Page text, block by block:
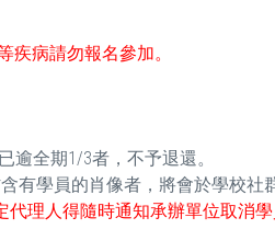
疾病請勿報名參加。
逾全期1/3者，不予退還。
學員的肖像者，將會於學校社
代理人得隨時通知承辦單位取消學